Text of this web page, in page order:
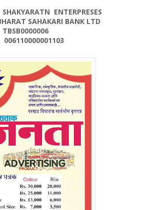
SHAKYARATN ENTERPRESES
SAHAKARI BANK LTD
TBSB0000006
006110000001103